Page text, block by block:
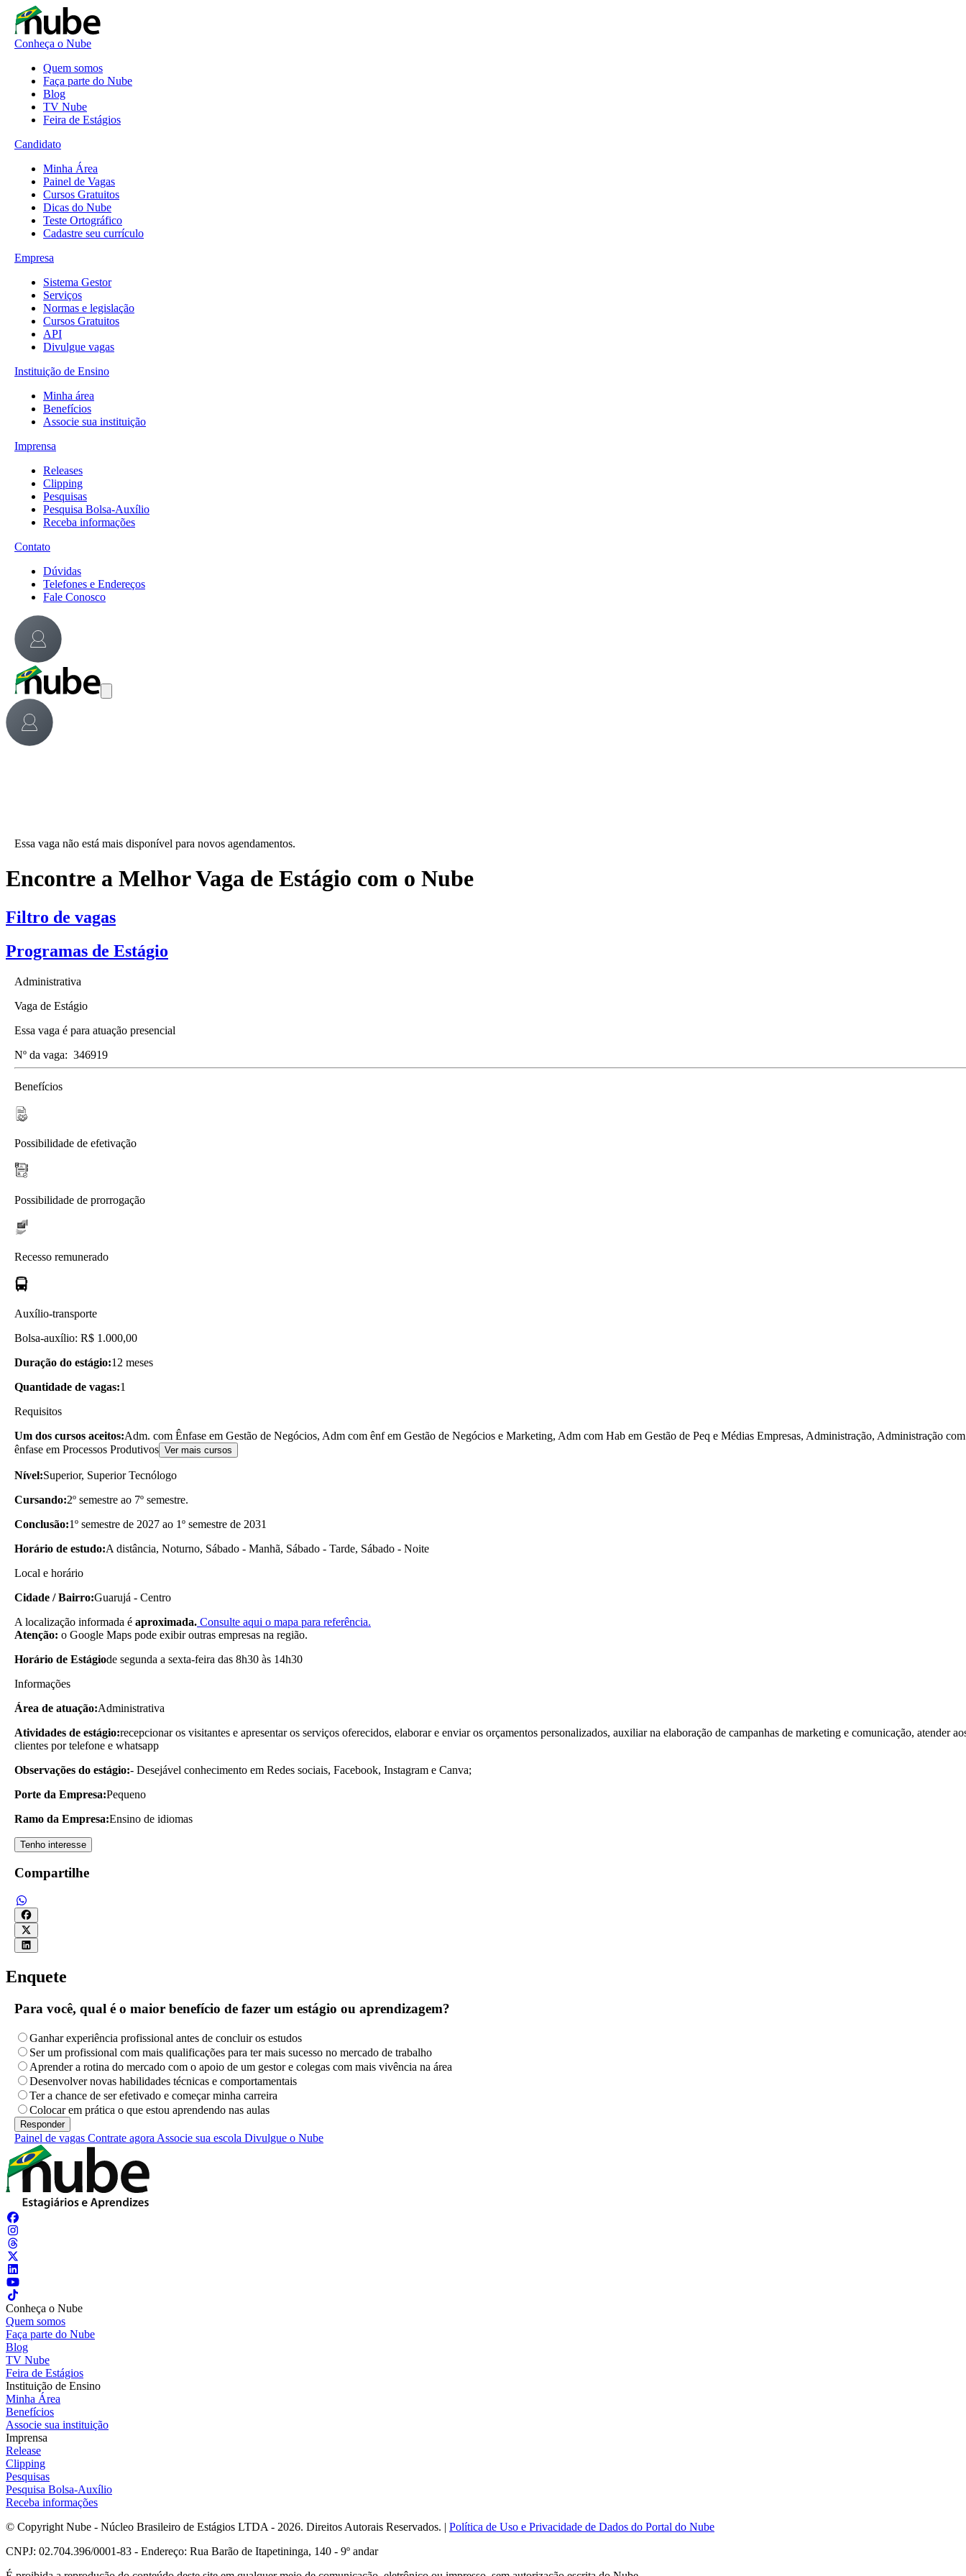
Conheça o Nube
Quem somos
Faça parte do Nube
Blog
TV Nube
Feira de Estágios
Candidato
Minha Área
Painel de Vagas
Cursos Gratuitos
Dicas do Nube
Teste Ortográfico
Cadastre seu currículo
Empresa
Sistema Gestor
Serviços
Normas e legislação
Cursos Gratuitos
API
Divulgue vagas
Instituição de Ensino
Minha área
Benefícios
Associe sua instituição
Imprensa
Releases
Clipping
Pesquisas
Pesquisa Bolsa-Auxílio
Receba informações
Contato
Dúvidas
Telefones e Endereços
Fale Conosco
Essa vaga não está mais disponível para novos agendamentos.
Encontre a Melhor Vaga de Estágio com o Nube
Filtro de vagas
Programas de Estágio
Administrativa
Vaga de Estágio
Essa vaga é para atuação presencial
Nº da vaga: 346919
Benefícios
Possibilidade de efetivação
Possibilidade de prorrogação
Recesso remunerado
Auxílio-transporte
Bolsa-auxílio: R$ 1.000,00
Duração do estágio:12 meses
Quantidade de vagas:1
Requisitos
Um dos cursos aceitos:Adm. com Ênfase em Gestão de Negócios, Adm com ênf em Gestão de Negócios e Marketing, Adm com Hab em Gestão de Peq e Médias Empresas, Administração, Administração com
ênfase em Processos Produtivos Ver mais cursos
Nível:Superior, Superior Tecnólogo
Cursando:2º semestre ao 7º semestre.
Conclusão:1º semestre de 2027 ao 1º semestre de 2031
Horário de estudo:A distância, Noturno, Sábado - Manhã, Sábado - Tarde, Sábado - Noite
Local e horário
Cidade / Bairro:Guarujá - Centro
A localização informada é aproximada. Consulte aqui o mapa para referência.
Atenção: o Google Maps pode exibir outras empresas na região.
Horário de Estágiode segunda a sexta-feira das 8h30 às 14h30
Informações
Área de atuação:Administrativa
Atividades de estágio:recepcionar os visitantes e apresentar os serviços oferecidos, elaborar e enviar os orçamentos personalizados, auxiliar na elaboração de campanhas de marketing e comunicação, atender
clientes por telefone e whatsapp
Observações do estágio:- Desejável conhecimento em Redes sociais, Facebook, Instagram e Canva;
Porte da Empresa:Pequeno
Ramo da Empresa:Ensino de idiomas
Tenho interesse
Compartilhe
Enquete
Para você, qual é o maior benefício de fazer um estágio ou aprendizagem?
Ganhar experiência profissional antes de concluir os estudos
Ser um profissional com mais qualificações para ter mais sucesso no mercado de trabalho
Aprender a rotina do mercado com o apoio de um gestor e colegas com mais vivência na área
Desenvolver novas habilidades técnicas e comportamentais
Ter a chance de ser efetivado e começar minha carreira
Colocar em prática o que estou aprendendo nas aulas
Painel de vagas Contrate agora Associe sua escola Divulgue o Nube
Conheça o Nube
Quem somos
Faça parte do Nube
Blog
TV Nube
Feira de Estágios
Instituição de Ensino
Minha Área
Benefícios
Associe sua instituição
Imprensa
Release
Clipping
Pesquisas
Pesquisa Bolsa-Auxílio
Receba informações
© Copyright Nube - Núcleo Brasileiro de Estágios LTDA - 2026. Direitos Autorais Reservados. | Política de Uso e Privacidade de Dados do Portal do Nube
CNPJ: 02.704.396/0001-83 - Endereço: Rua Barão de Itapetininga, 140 - 9º andar